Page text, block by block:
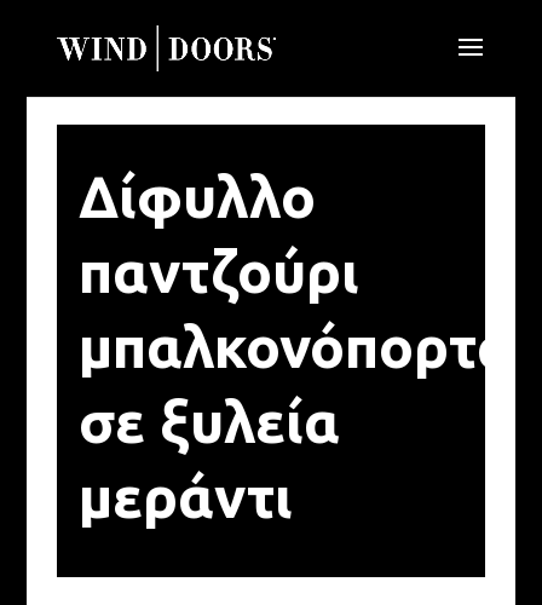
Δίφυλλο
παντζούρι
μπαλκονόπορτας
σε ξυλεία
μεράντι